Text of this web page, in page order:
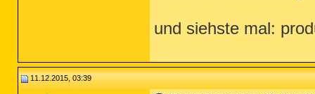
und siehste mal:
11.12.2015, 03:39